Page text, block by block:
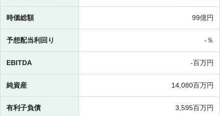
時価総額 99億円
予想配当利回り -％
EBITDA -百万円
純資産 14,080百万円
有利子負債 3,595百万円